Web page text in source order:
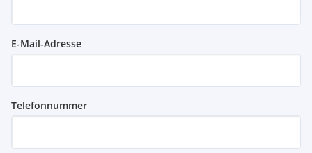
E-Mail-Adresse
Telefonnummer